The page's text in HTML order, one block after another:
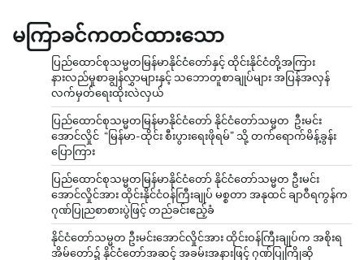
မကြာခင်ကတင်ထားသော
ပြည်ထောင်စုသမ္မတမြန်မာနိုင်ငံတော်နှင့် ထိုင်းနိုင်ငံတို့အကြား
နားလည်မှုစာချွန်လွှာများနှင့် သဘောတူစာချုပ်များ အပြန်အလှန်
လက်မှတ်ရေးထိုးလဲလှယ်
ပြည်ထောင်စုသမ္မတမြန်မာနိုင်ငံတော် နိုင်ငံတော်သမ္မတ ဦးမင်း
အောင်လှိုင် “မြန်မာ-ထိုင်း စီးပွားရေးဖိုရမ်” သို့ တက်ရောက်မိန့်ခွန်း
ပြောကြား
ပြည်ထောင်စုသမ္မတမြန်မာနိုင်ငံတော် နိုင်ငံတော်သမ္မတ ဦးမင်း
အောင်လှိုင်အား ထိုင်းနိုင်ငံဝန်ကြီးချုပ် မစ္စတာ အနုထင် ချာဝီရကွန်က
ဂုဏ်ပြုညစာစားပွဲဖြင့် တည်ခင်းဧည့်ခံ
နိုင်ငံတော်သမ္မတ ဦးမင်းအောင်လှိုင်အား ထိုင်းဝန်ကြီးချုပ်က အစိုးရ
အိမ်တော်၌ နိုင်ငံတော်အဆင့် အခမ်းအနားဖြင့် ဂုဏ်ပြုကြိုဆို